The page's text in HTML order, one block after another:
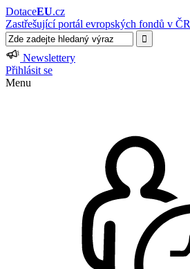
DotaceEU.cz
Zastřešující portál evropských fondů v ČR
Newslettery
Přihlásit se
Menu